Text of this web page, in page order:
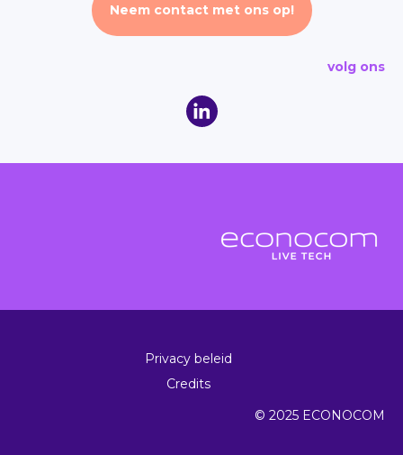
Neem contact met ons op!
volg ons
Privacy beleid
Credits
© 2025 ECONOCOM